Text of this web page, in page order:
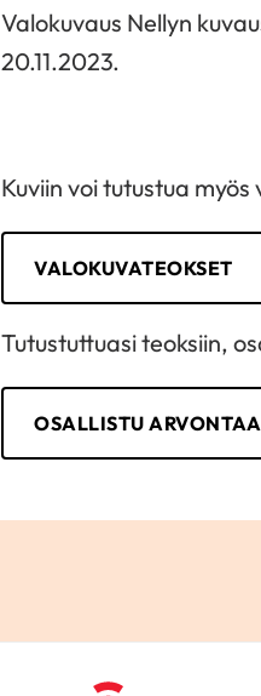
Valokuvaus Nellyn
20.11.2023.
Kuviin voi tutustua myös
VALOKUVATEOKSET
Tutustuttuasi teoksiin,
OSALLISTU